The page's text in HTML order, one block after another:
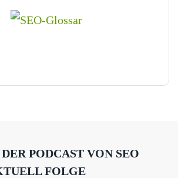
PODCAST VON SEO
FOLGE